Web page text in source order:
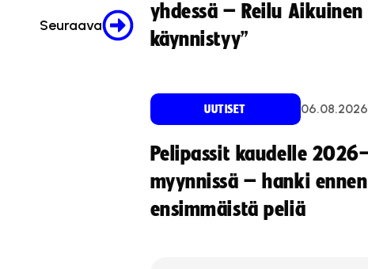
Seuraava
yhdessä – Reilu
käynnistyy”
UUTISET 06.08.2026
Pelipassit kaudelle
myynnissä – hanki ennen
ensimmäistä peliä